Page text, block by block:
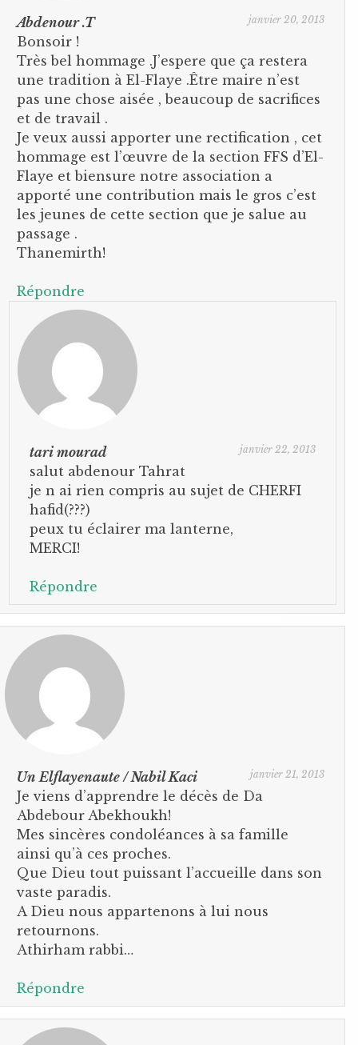
Abdenour .T janvier 20, 2013
Bonsoir !
Très bel hommage .J’espere que ça restera
une tradition à El-Flaye .Être maire n’est
pas une chose aisée , beaucoup de sacrifices
et de travail .
Je veux aussi apporter une rectification , cet
hommage est l’œuvre de la section FFS d’El-
Flaye et biensure notre association a
apporté une contribution mais le gros c’est
les jeunes de cette section que je salue au
passage .
Thanemirth!
Répondre
tari mourad janvier 22, 2013
salut abdenour Tahrat
je n ai rien compris au sujet de CHERFI
hafid(???)
peux tu éclairer ma lanterne,
MERCI!
Répondre
Un Elflayenaute / Nabil Kaci janvier 21, 2013
Je viens d’apprendre le décès de Da
Abdebour Abekhoukh!
Mes sincères condoléances à sa famille
ainsi qu’à ces proches.
Que Dieu tout puissant l’accueille dans son
vaste paradis.
A Dieu nous appartenons à lui nous
retournons.
Athirham rabbi…
Répondre